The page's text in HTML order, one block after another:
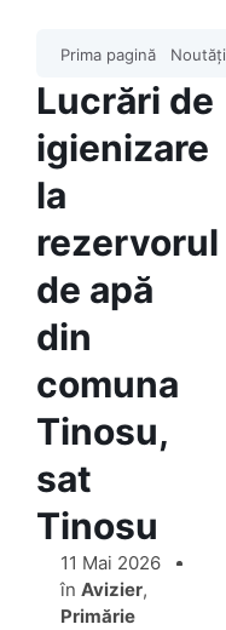
Prima pagină Noutăți
Lucrări de
igienizare
la
rezervorul
de apă
din
comuna
Tinosu,
sat
Tinosu
11 Mai 2026
în Avizier,
Primărie